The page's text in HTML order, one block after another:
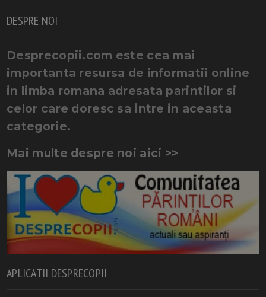
DESPRE NOI
Desprecopii.com este cea mai
importanta resursa de informatii online
in limba romana adresata parintilor si
celor care doresc sa intre in aceasta
categorie.
Mai multe despre noi aici >>
APLICATII DESPRECOPII